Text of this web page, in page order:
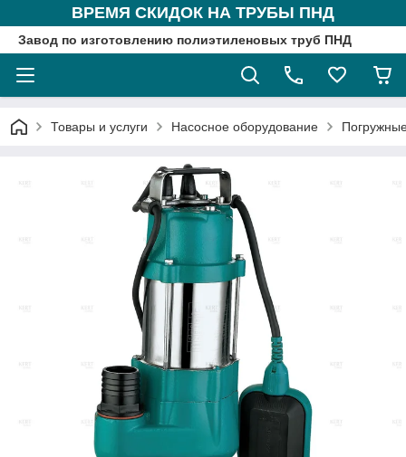
ВРЕМЯ СКИДОК НА ТРУБЫ ПНД
Завод по изготовлению полиэтиленовых труб ПНД
Товары и услуги Насосное оборудование